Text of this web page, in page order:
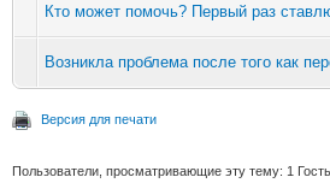
Кто может помочь? Первый раз
Возникла проблема после того как
Версия для печати
Пользователи, просматривающие эту тему: 1